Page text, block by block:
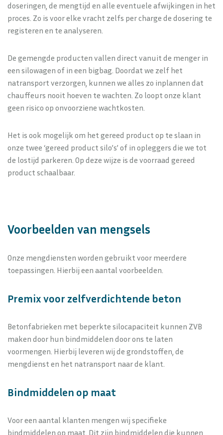
doseringen, de mengtijd en alle eventuele afwijkingen in het
proces. Zo is voor elke vracht zelfs per charge de dosering te
registeren en te analyseren.
De gemengde producten vallen direct vanuit de menger in
een silowagen of in een bigbag. Doordat we zelf het
natransport verzorgen, kunnen we alles zo inplannen dat
chauffeurs nooit hoeven te wachten. Zo loopt onze klant
geen risico op onvoorziene wachtkosten.
Het is ook mogelijk om het gereed product op te slaan in
onze twee ‘gereed product silo’s’ of in opleggers die we tot
de lostijd parkeren. Op deze wijze is de voorraad gereed
product schaalbaar.
Voorbeelden van mengsels
Onze mengdiensten worden gebruikt voor meerdere
toepassingen. Hierbij een aantal voorbeelden.
Premix voor zelfverdichtende beton
Betonfabrieken met beperkte silocapaciteit kunnen ZVB
maken door hun bindmiddelen door ons te laten
voormengen. Hierbij leveren wij de grondstoffen, de
mengdienst en het natransport naar de klant.
Bindmiddelen op maat
Voor een aantal klanten mengen wij specifieke
bindmiddelen op maat. Dit zijn bindmiddelen die kunnen